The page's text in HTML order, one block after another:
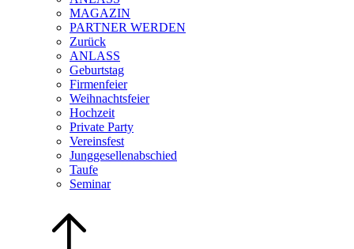
MAGAZIN
PARTNER WERDEN
Zurück
ANLASS
Geburtstag
Firmenfeier
Weihnachtsfeier
Hochzeit
Private Party
Vereinsfest
Junggesellenabschied
Taufe
Seminar